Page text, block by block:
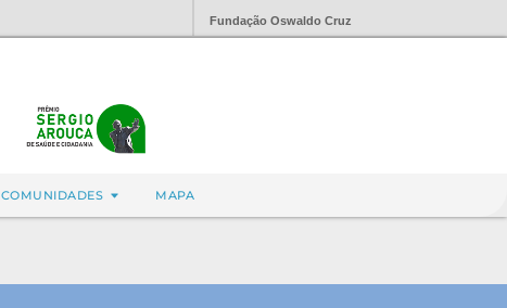
Fundação Oswaldo Cruz
COMUNIDADES MAPA